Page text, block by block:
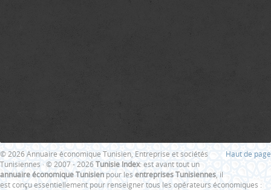
Haut de page
© 2026 Annuaire économique Tunisien, Entreprise et sociétés
Tunisiennes · © 2007 - 2026Tunisie Index: est avant tout un
annuaire économique Tunisien pour les entreprises Tunisiennes , il
est conçu essentiellement pour renseigner tous les opérateurs économiques :